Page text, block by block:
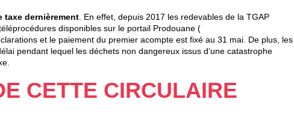
taxe dernièrement . En effet, depuis 2017 les redevables de la TGAP
disponibles sur le portail Prodouane (
et le paiement du premier acompte est fixé au 31 mai. De plus, les
pendant lequel les déchets non dangereux issus d’une catastrophe
CETTE CIRCULAIRE